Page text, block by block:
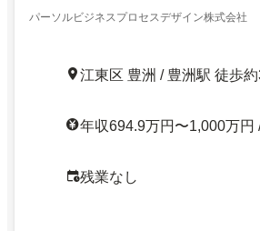
パーソルビジネスプロセスデザイン株式会社
江東区 豊洲 / 豊洲駅 徒歩
年収694.9万円〜1,000万円
残業なし